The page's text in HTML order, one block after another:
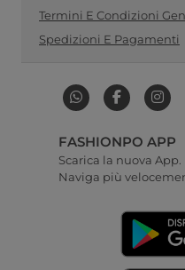
Termini E Condizioni
Spedizioni E Pagamenti
FASHIONPO APP
Scarica la nuova App.
Naviga più